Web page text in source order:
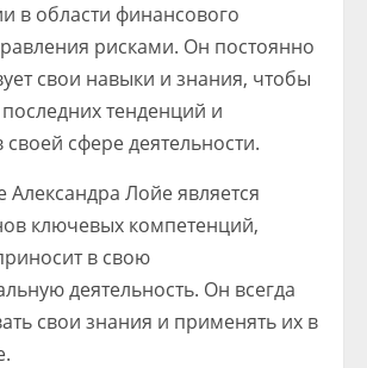
в области финансового
рисками. Он постоянно
свои навыки и знания, чтобы
тенденций и
своей сфере деятельности.
Александра Лойе является
ключевых компетенций,
в свою
деятельность. Он всегда
свои знания и применять их в